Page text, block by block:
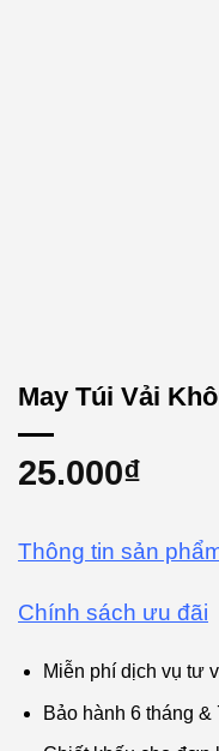
May Túi Vải
25.000₫
Thông tin sản
Chính sách ưu đãi
Miễn phí dịch vụ tư
Bảo hành 6 tháng